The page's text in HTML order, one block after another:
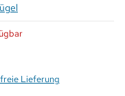
Lieferung